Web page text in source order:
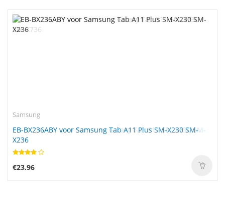
Samsung
EB-BX236ABY voor Samsung Tab A11 Plus SM-X230 SM-
X236
€23.96